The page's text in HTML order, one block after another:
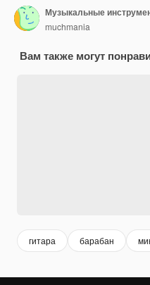
Музыкальные
muchmania
Вам также могут
гитара барабан